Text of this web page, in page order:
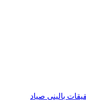
بالینی صیاد